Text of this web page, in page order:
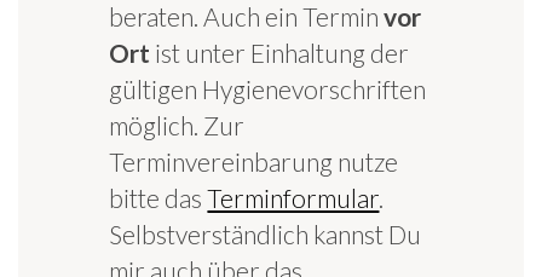
beraten. Auch ein Terminvor
Ort ist unter Einhaltung der
gültigen Hygienevorschriften
möglich. Zur
Terminvereinbarung nutze
bitte dasTerminformular.
Selbstverständlich kannst Du
mir auch über das